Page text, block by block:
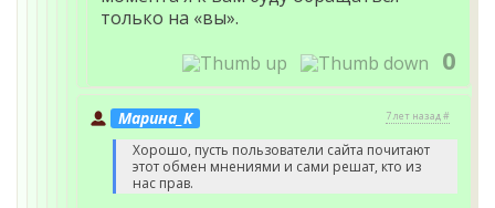
только на «вы».
0
Марина_К 7 лет назад #
Хорошо, пусть пользователи сайта почитают
этот обмен мнениями и сами решат, кто из
нас прав.